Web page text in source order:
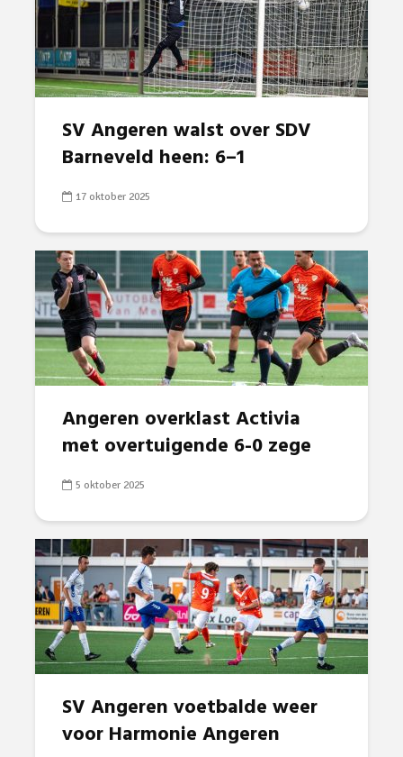
SV Angeren walst over SDV
Barneveld heen: 6–1
17 oktober 2025
Angeren overklast Activia
met overtuigende 6-0 zege
5 oktober 2025
SV Angeren voetbalde weer
voor Harmonie Angeren